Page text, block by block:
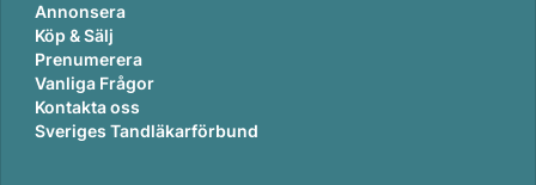
Annonsera
Köp & Sälj
Prenumerera
Vanliga Frågor
Kontakta oss
Sveriges Tandläkarförbund